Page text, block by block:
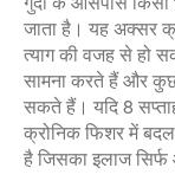
जाता है। यह अक्सर
त्याग की वजह से हो
सामना करते हैं और कुछ
सकते हैं। यदि 8
क्रोनिक फिशर में
है जिसका इलाज